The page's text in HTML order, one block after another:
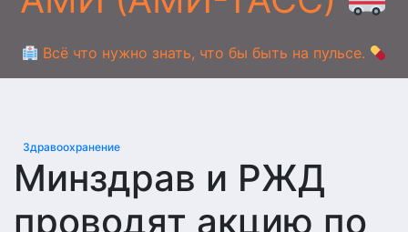
Всё что нужно знать, что бы быть на пульсе.
Здравоохранение
Минздрав и РЖД
проводят акцию по